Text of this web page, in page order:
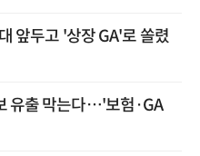
앞두고 '상장 GA'로 쏠렸
유출 막는다…'보험·GA